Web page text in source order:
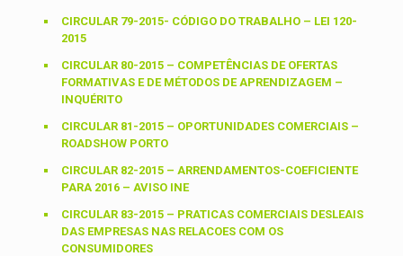
CIRCULAR 79-2015- CÓDIGO DO TRABALHO – LEI 120-
2015
CIRCULAR 80-2015 – COMPETÊNCIAS DE OFERTAS
FORMATIVAS E DE MÉTODOS DE APRENDIZAGEM –
INQUÉRITO
CIRCULAR 81-2015 – OPORTUNIDADES COMERCIAIS –
ROADSHOW PORTO
CIRCULAR 82-2015 – ARRENDAMENTOS-COEFICIENTE
PARA 2016 – AVISO INE
CIRCULAR 83-2015 – PRATICAS COMERCIAIS DESLEAIS
DAS EMPRESAS NAS RELACOES COM OS
CONSUMIDORES